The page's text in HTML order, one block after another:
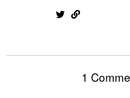
1